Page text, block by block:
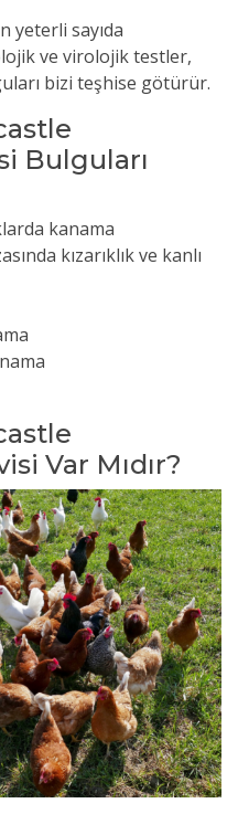
yeterli sayıda
ve virolojik testler,
bizi teşhise götürür.
Bulguları
kanama
kızarıklık ve kanlı
Var Mıdır?